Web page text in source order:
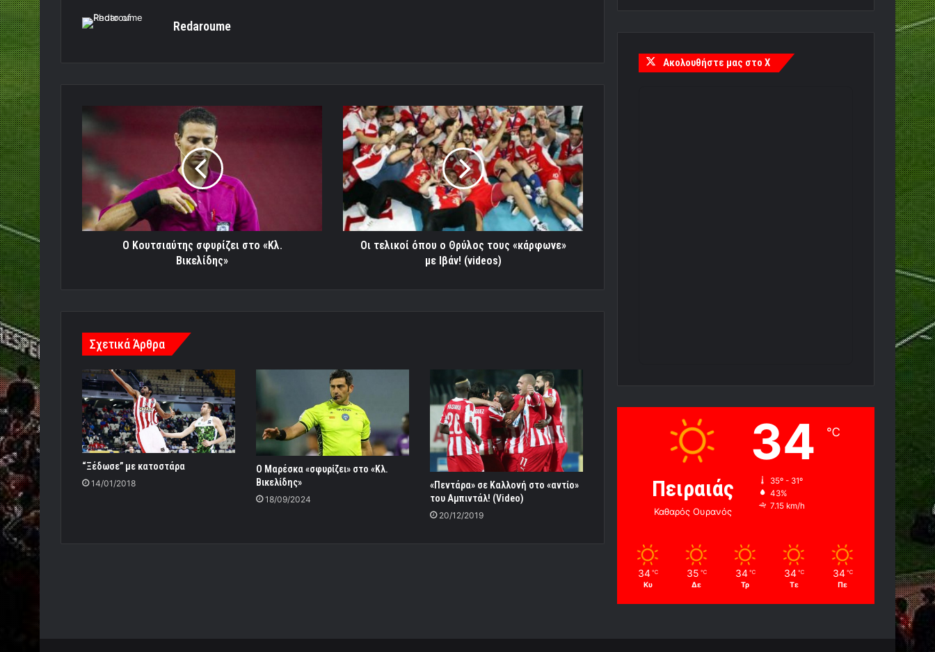
Redaroume
στο
Βικελίδης»
Ο Κουτσιαύτης σφυρίζει στο «Κλ.
Βικελίδης»
Οι
τελικοί
όπου
ο
Θρύλος
τους
«κάρφωνε»
με
Ιβάν!
(videos)
Οι τελικοί όπου ο Θρύλος τους «κάρφωνε»
με Ιβάν! (videos)
Σχετικά Άρθρα
“Ξέδωσε” με κατοστάρα
14/01/2018
Ο Μαρέσκα «σφυρίζει» στο «Κλ.
Βικελίδης»
18/09/2024
«Πεντάρα» σε Καλλονή στο «αντίο»
του Αμπιντάλ! (Video)
20/12/2019
Ακολουθήστε μας στο X
Πειραιάς
Καθαρός Ουρανός
34 ℃
35º - 31º
43%
7.15 km/h
34 ℃
Κυ
35 ℃
Δε
34 ℃
Τρ
34 ℃
Τε
34 ℃
Πε